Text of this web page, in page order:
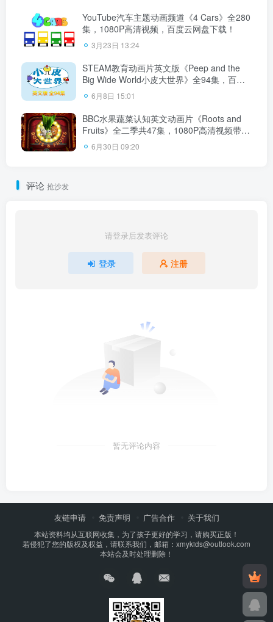
YouTube汽车主题动画频道《4 Cars》全280
集，1080P高清视频，百度云网盘下载！
3月23日 13:24
STEAM教育动画片英文版《Peep and the
Big Wide World小皮大世界》全94集，百度
云网盘下载
6月8日 15:01
BBC水果蔬菜认知英文动画片《Roots and
Fruits》全二季共47集，1080P高清视频带英
文字幕，百度云网盘下载！
6月30日 09:20
评论 抢沙发
请登录后发表评论
登录 注册
暂无评论内容
友链申请 免责声明 广告合作 关于我们
本站资料均从互联网收集，为了孩子更好的学习，请购买正版！
若侵犯了您的版权及权益，请联系我们，邮箱：xmykids@outlook.com
本站会及时处理删除！